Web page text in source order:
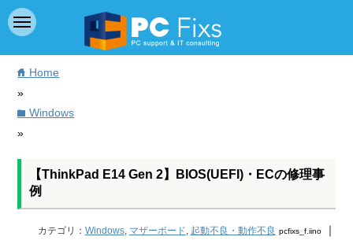
home Home
»
folderWindows
»
【ThinkPad E14 Gen 2】BIOS(UEFI)・ECの修理事
例
カテゴリ： Windows, マザーボード, 起動不良・動作不良 pcfixs_f.iino｜